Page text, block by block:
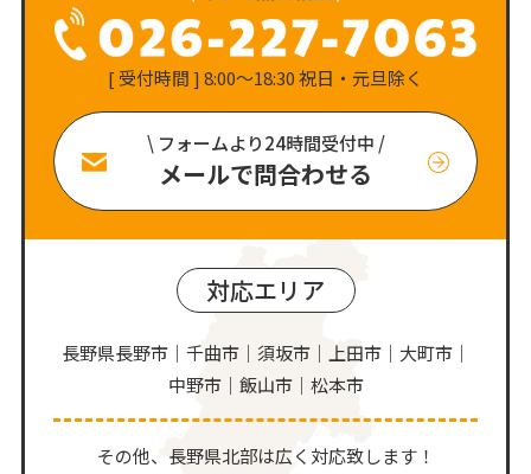
[ 受付時間 ] 8:00〜18:30 祝日・元旦除く
\ フォームより24時間受付中 /
メールで問合わせる
対応エリア
長野県長野市｜千曲市｜須坂市｜上田市｜大町市｜
中野市｜飯山市｜松本市
その他、⻑野県北部は広く対応致します！